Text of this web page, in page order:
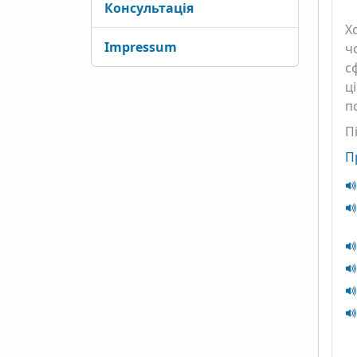
Консультація
Impressum